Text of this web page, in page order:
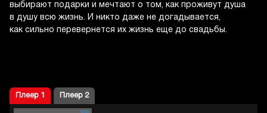
выбирают подарки и мечтают о том, как проживут душа
в душу всю жизнь. И никто даже не догадывается,
как сильно перевернется их жизнь еще до свадьбы.
Плеер 1 Плеер 2